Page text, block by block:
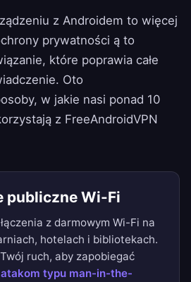
z Androidem to więcej
prywatności ą to
które poprawia całe
Oto
w jakie nasi ponad 10
z FreeAndroidVPN
publiczne Wi-Fi
z darmowym Wi-Fi na
hotelach i bibliotekach.
ruch, aby zapobiegać
atakom typu man-in-the-